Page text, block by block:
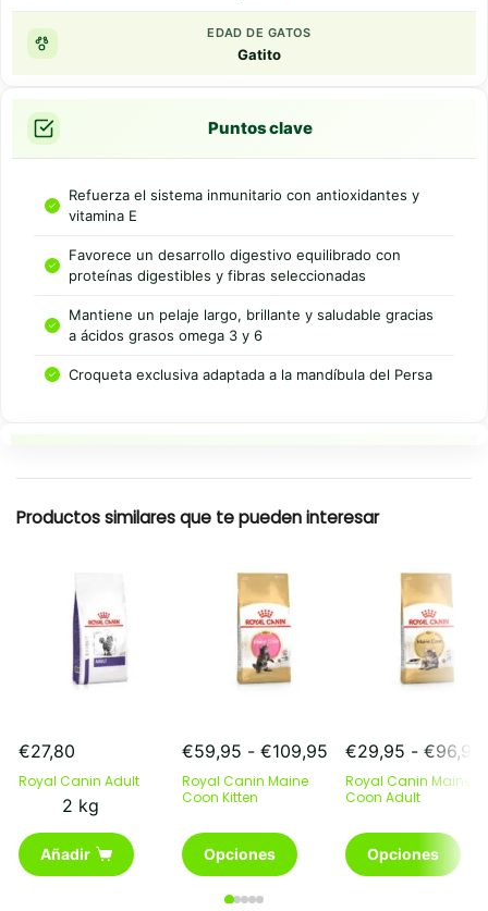
EDAD DE GATOS
Gatito
Puntos clave
Refuerza el sistema inmunitario con antioxidantes y
vitamina E
Favorece un desarrollo digestivo equilibrado con
proteínas digestibles y fibras seleccionadas
Mantiene un pelaje largo, brillante y saludable gracias
a ácidos grasos omega 3 y 6
Croqueta exclusiva adaptada a la mandíbula del Persa
Productos similares que te pueden interesar
€27,80
Royal Canin Adult
2 kg
Añadir
€59,95 - €109,95 Rango
de
precios:
€59,95
hasta
€109,95
Royal Canin Maine
Coon Kitten
Opciones
Este
producto
€29,95 - €96,95
Royal Canin Maine
Coon Adult
Opciones
Este
producto